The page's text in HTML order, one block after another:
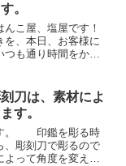
。
こ屋、塩屋です！
を、本日、お客様に
も通り時間をかけ
ら時間をかけても、
かけ離れ...
刀は、素材によ
す。
。 印鑑を彫る時
、彫刻刀で彫るので
よって角度を変えて